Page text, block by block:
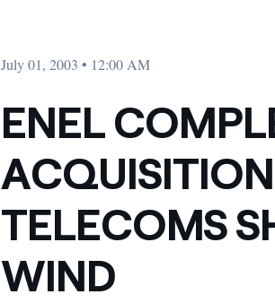
July 01, 2003 • 12:00 AM
ENEL
TELECOMS
WIND